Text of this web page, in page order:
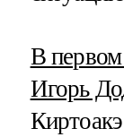
В
Игорь